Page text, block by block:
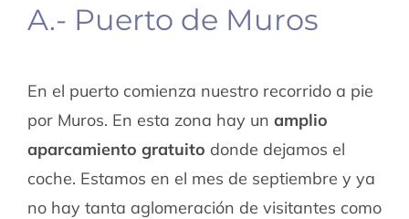
A.- Puerto de Muros
En el puerto comienza nuestro recorrido a pie
por Muros. En esta zona hay un amplio
aparcamiento gratuito donde dejamos el
coche. Estamos en el mes de septiembre y ya
no hay tanta aglomeración de visitantes como